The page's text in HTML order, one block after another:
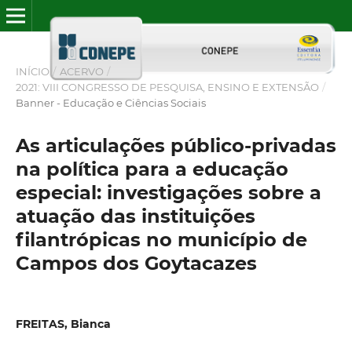
INÍCIO / ACERVO /
2021: VIII CONGRESSO DE PESQUISA, ENSINO E EXTENSÃO /
Banner - Educação e Ciências Sociais
As articulações público-privadas
na política para a educação
especial: investigações sobre a
atuação das instituições
filantrópicas no município de
Campos dos Goytacazes
FREITAS, Bianca